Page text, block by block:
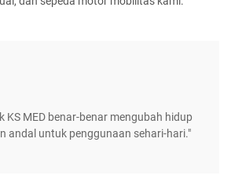
KS MED benar-benar mengubah hidup
andal untuk penggunaan sehari-hari."